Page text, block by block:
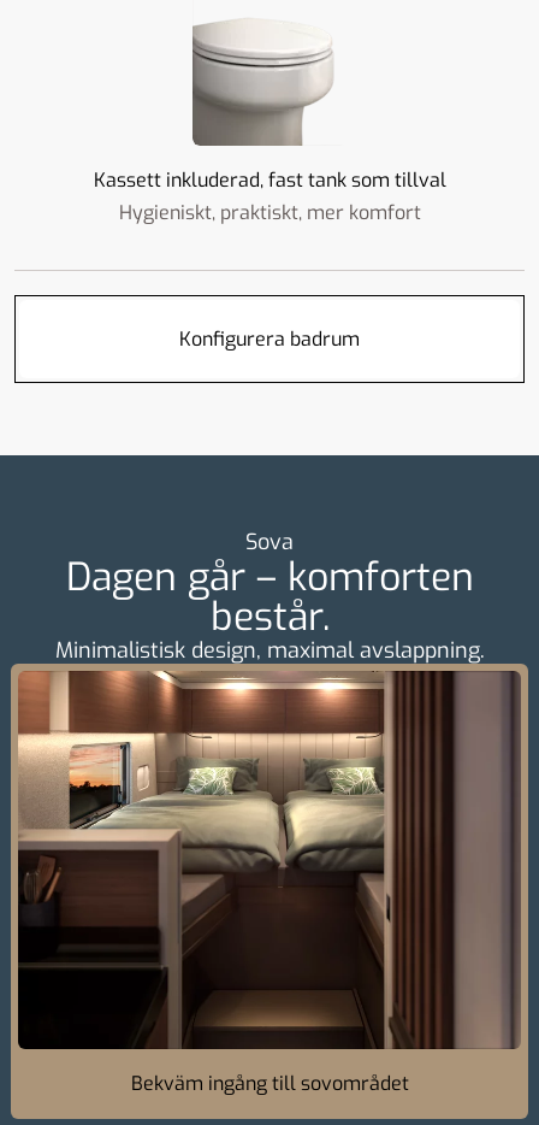
Kassett inkluderad, fast tank som tillval
Hygieniskt, praktiskt, mer komfort
Konfigurera badrum
Sova
Dagen går – komforten
består.
Minimalistisk design, maximal avslappning.
Bekväm ingång till sovområdet